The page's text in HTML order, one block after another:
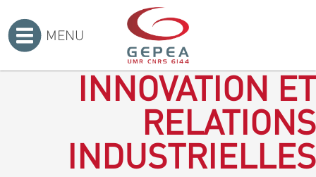
MENU
INNOVATION ET
RELATIONS
INDUSTRIELLES